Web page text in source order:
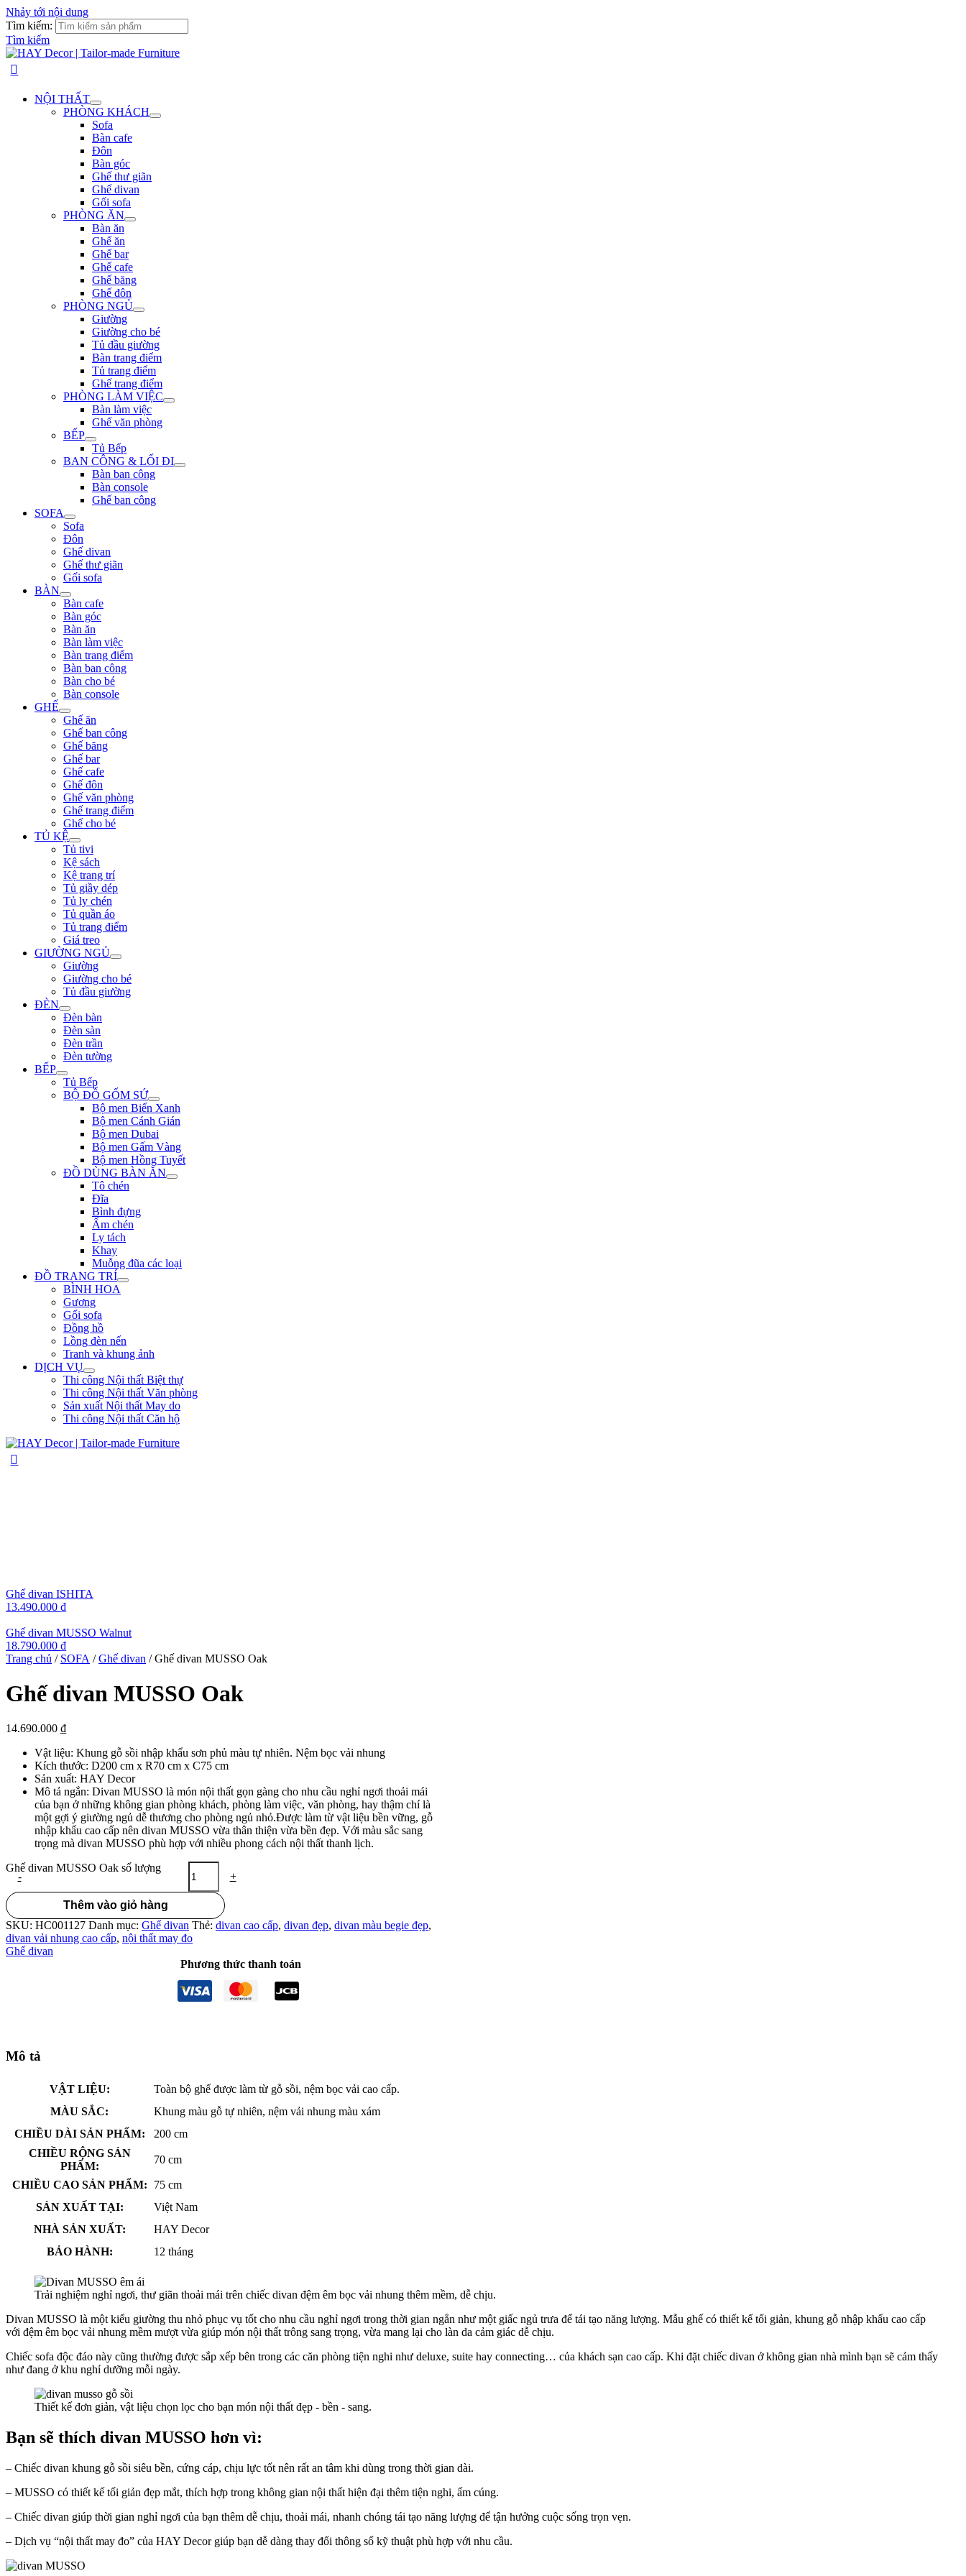
Nhảy tới nội dung
Tìm kiếm:
Tìm kiếm
NỘI THẤT
PHÒNG KHÁCH
Sofa
Bàn cafe
Đôn
Bàn góc
Ghế thư giãn
Ghế divan
Gối sofa
PHÒNG ĂN
Bàn ăn
Ghế ăn
Ghế bar
Ghế cafe
Ghế băng
Ghế đôn
PHÒNG NGỦ
Giường
Giường cho bé
Tủ đầu giường
Bàn trang điểm
Tủ trang điểm
Ghế trang điểm
PHÒNG LÀM VIỆC
Bàn làm việc
Ghế văn phòng
BẾP
Tủ Bếp
BAN CÔNG & LỐI ĐI
Bàn ban công
Bàn console
Ghế ban công
SOFA
Sofa
Đôn
Ghế divan
Ghế thư giãn
Gối sofa
BÀN
Bàn cafe
Bàn góc
Bàn ăn
Bàn làm việc
Bàn trang điểm
Bàn ban công
Bàn cho bé
Bàn console
GHẾ
Ghế ăn
Ghế ban công
Ghế băng
Ghế bar
Ghế cafe
Ghế đôn
Ghế văn phòng
Ghế trang điểm
Ghế cho bé
TỦ KỆ
Tủ tivi
Kệ sách
Kệ trang trí
Tủ giầy dép
Tủ ly chén
Tủ quần áo
Tủ trang điểm
Giá treo
GIƯỜNG NGỦ
Giường
Giường cho bé
Tủ đầu giường
ĐÈN
Đèn bàn
Đèn sàn
Đèn trần
Đèn tường
BẾP
Tủ Bếp
BỘ ĐỒ GỐM SỨ
Bộ men Biển Xanh
Bộ men Cánh Gián
Bộ men Dubai
Bộ men Gấm Vàng
Bộ men Hồng Tuyết
ĐỒ DÙNG BÀN ĂN
Tô chén
Đĩa
Bình đựng
Ấm chén
Ly tách
Khay
Muỗng đũa các loại
ĐỒ TRANG TRÍ
BÌNH HOA
Gương
Gối sofa
Đồng hồ
Lồng đèn nến
Tranh và khung ảnh
DỊCH VỤ
Thi công Nội thất Biệt thự
Thi công Nội thất Văn phòng
Sản xuất Nội thất May do
Thi công Nội thất Căn hộ
Ghế divan ISHITA
13.490.000 ₫
Ghế divan MUSSO Walnut
18.790.000 ₫
Trang chủ / SOFA /Ghế divan / Ghế divan MUSSO Oak
Ghế divan MUSSO Oak
14.690.000 ₫
Vật liệu: Khung gỗ sồi nhập khẩu sơn phủ màu tự nhiên. Nệm bọc vải nhung
Kích thước: D200 cm x R70 cm x C75 cm
Sản xuất: HAY Decor
Mô tả ngắn: Divan MUSSO là món nội thất gọn gàng cho nhu cầu nghỉ ngơi thoải mái
của bạn ở những không gian phòng khách, phòng làm việc, văn phòng, hay thậm chí là
một gợi ý giường ngủ dễ thương cho phòng ngủ nhỏ.Được làm từ vật liệu bền vững, gỗ
nhập khẩu cao cấp nên divan MUSSO vừa thân thiện vừa bền đẹp. Với màu sắc sang
trọng mà divan MUSSO phù hợp với nhiều phong cách nội thất thanh lịch.
-
Ghế divan MUSSO Oak số lượng
+
Thêm vào giỏ hàng
SKU: HC001127 Danh mục: Ghế divan Thẻ: divan cao cấp, divan đẹp, divan màu begie đẹp,
divan vải nhung cao cấp, nội thất may đo
Ghế divan
Phương thức thanh toán
Mô tả
VẬT LIỆU:
Toàn bộ ghế được làm từ gỗ sồi, nệm bọc vải cao cấp.
MÀU SẮC:
Khung màu gỗ tự nhiên, nệm vải nhung màu xám
CHIỀU DÀI SẢN PHẨM:
200 cm
CHIỀU RỘNG SẢN
PHẨM:
70 cm
CHIỀU CAO SẢN PHẨM:
75 cm
SẢN XUẤT TẠI:
Việt Nam
NHÀ SẢN XUẤT:
HAY Decor
BẢO HÀNH:
12 tháng
Trải nghiệm nghỉ ngơi, thư giãn thoải mái trên chiếc divan đệm êm bọc vải nhung thêm mềm, dễ chịu.
Divan MUSSO là một kiểu giường thu nhỏ phục vụ tốt cho nhu cầu nghỉ ngơi trong thời gian ngắn như một giấc ngủ trưa để tái tạo năng lượng. Mẫu ghế có thiết kế tối giản, khung gỗ nhập khẩu cao cấp
với đệm êm bọc vải nhung mềm mượt vừa giúp món nội thất trông sang trọng, vừa mang lại cho làn da cảm giác dễ chịu.
Chiếc sofa độc đáo này cũng thường được sắp xếp bên trong các căn phòng tiện nghi như deluxe, suite hay connecting… của khách sạn cao cấp. Khi đặt chiếc divan ở không gian nhà mình bạn sẽ cảm thấy
như đang ở khu nghỉ dưỡng mỗi ngày.
Thiết kế đơn giản, vật liệu chọn lọc cho bạn món nội thất đẹp - bền - sang.
Bạn sẽ thích divan MUSSO hơn vì:
– Chiếc divan khung gỗ sồi siêu bền, cứng cáp, chịu lực tốt nên rất an tâm khi dùng trong thời gian dài.
– MUSSO có thiết kế tối giản đẹp mắt, thích hợp trong không gian nội thất hiện đại thêm tiện nghi, ấm cúng.
– Chiếc divan giúp thời gian nghỉ ngơi của bạn thêm dễ chịu, thoải mái, nhanh chóng tái tạo năng lượng để tận hưởng cuộc sống trọn vẹn.
– Dịch vụ “nội thất may đo” của HAY Decor giúp bạn dễ dàng thay đổi thông số kỹ thuật phù hợp với nhu cầu.